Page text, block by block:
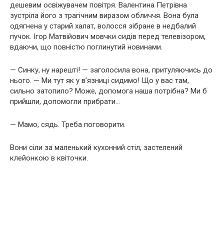
дешевим освіжувачем повітря. Валентина Петрівна
зустріла його з трагічним виразом обличчя. Вона була
одягнена у старий халат, волосся зібране в недбалий
пучок. Ігор Матвійович мовчки сидів перед телевізором,
вдаючи, що повністю поглинутий новинами.
— Синку, ну нарешті! — заголосила вона, притуляючись до
нього. — Ми тут як у в’язниці сидимо! Що у вас там,
сильно затопило? Може, допомога наша потрібна? Ми б
прийшли, допомогли прибрати…
— Мамо, сядь. Треба поговорити.
Вони сіли за маленький кухонний стіл, застелений
клейонкою в квіточки.